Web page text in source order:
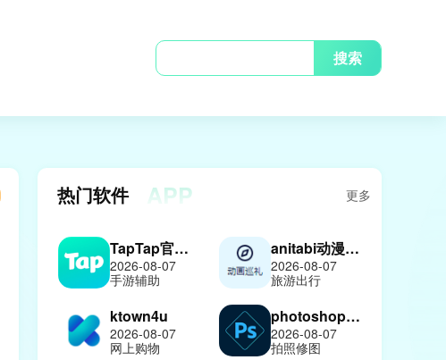
搜索
热门软件 APP 更多
TapTap官方正版
2026-08-07
手游辅助
anitabi动漫巡礼
2026-08-07
旅游出行
ktown4u
2026-08-07
网上购物
photoshop中文版
2026-08-07
拍照修图